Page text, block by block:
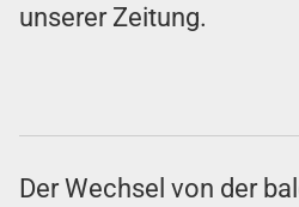
unserer Zeitung.
Der Wechsel von der